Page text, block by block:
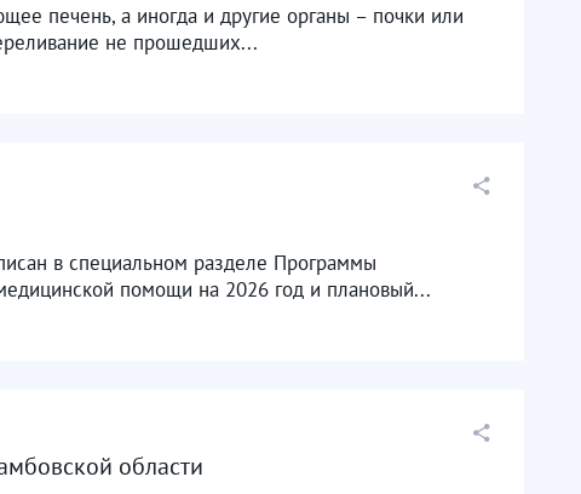
печень, а иногда и другие органы – почки или
не прошедших...
в специальном разделе Программы
помощи на 2026 год и плановый...
области